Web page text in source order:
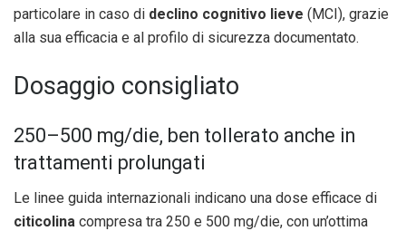
particolare in caso di declino cognitivo lieve (MCI), grazie
alla sua efficacia e al profilo di sicurezza documentato.
Dosaggio consigliato
250–500 mg/die, ben tollerato anche in
trattamenti prolungati
Le linee guida internazionali indicano una dose efficace di
citicolina compresa tra 250 e 500 mg/die, con un’ottima